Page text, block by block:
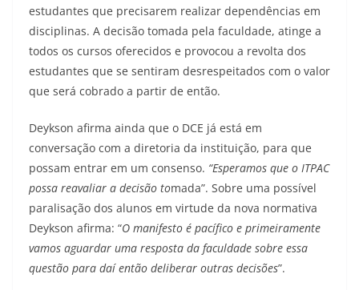
estudantes que precisarem realizar dependências em
disciplinas. A decisão tomada pela faculdade, atinge a
todos os cursos oferecidos e provocou a revolta dos
estudantes que se sentiram desrespeitados com o valor
que será cobrado a partir de então.
Deykson afirma ainda que o DCE já está em
conversação com a diretoria da instituição, para que
possam entrar em um consenso. “Esperamos que o ITPAC
possa reavaliar a decisão tomada”. Sobre uma possível
paralisação dos alunos em virtude da nova normativa
Deykson afirma: “O manifesto é pacífico e primeiramente
vamos aguardar uma resposta da faculdade sobre essa
questão para daí então deliberar outras decisões”.